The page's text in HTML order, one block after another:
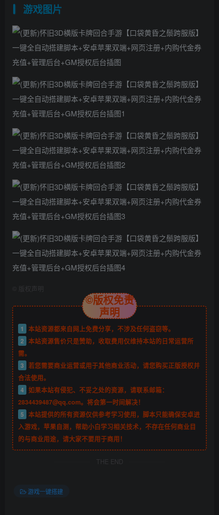
游戏图片
版权声明
©版权免责
声明
1
本站资源都来自网上免费分享，不涉及任何盗窃等。
2 本站资源售价只是赞助，收取费用仅维持本站的日常运营所
需。
3 若您需要商业运营或用于其他商业活动，请您购买正版授权并
合法使用。
4 如果本站有侵犯、不妥之处的资源，请联系邮箱：
2834439487@qq.com。将会第一时间解决！
5 本站提供的所有资源仅供参考学习使用，脚本只能确保安卓进
入游戏，苹果自测，帮助小白学习相关技术，不存在任何商业目
的与商业用途，请大家不要用于商用！
THE END
游戏一键搭建